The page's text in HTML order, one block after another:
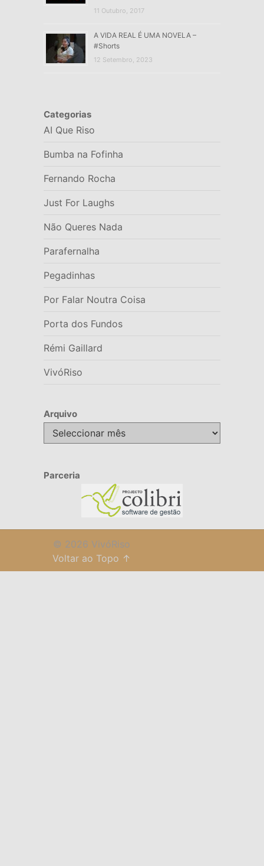
11 Outubro, 2017
A VIDA REAL É UMA NOVELA –
#Shorts
12 Setembro, 2023
Categorias
AI Que Riso
Bumba na Fofinha
Fernando Rocha
Just For Laughs
Não Queres Nada
Parafernalha
Pegadinhas
Por Falar Noutra Coisa
Porta dos Fundos
Rémi Gaillard
VivóRiso
Arquivo
Arquivo
Parceria
© 2026 VivóRiso
Voltar ao Topo ↑